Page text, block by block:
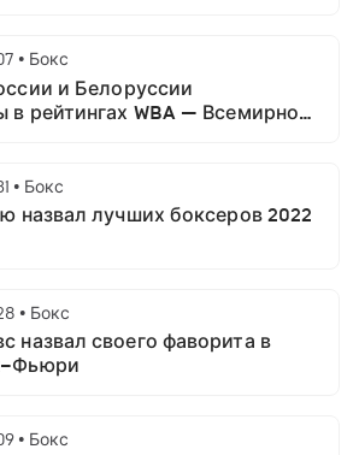
• Бокс
и Белоруссии
в рейтингах WBA — Всемирной
• Бокс
назвал лучших боксеров 2022
• Бокс
назвал своего фаворита в
• Бокс